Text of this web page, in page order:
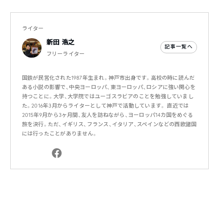
ライター
新田 浩之
フリーライター
記事一覧へ
国鉄が民営化された1987年生まれ。神戸市出身です。高校の時に読んだ
ある小説の影響で、中央ヨーロッパ、東ヨーロッパ、ロシアに強い関心を
持つことに。大学、大学院ではユーゴスラビアのことを勉強していまし
た。2016年3月からライターとして神戸で活動しています。 直近では
2015年9月から3ヶ月間、友人を訪ねながら、ヨーロッパ14カ国をめぐる
旅を決行。ただ、イギリス、フランス、イタリア、スペインなどの西欧諸国
には行ったことがありません。